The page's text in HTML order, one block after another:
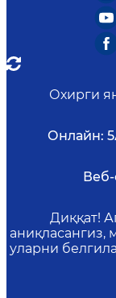
Охирги
Онлайн: 5
Веб-
Диққат!
аниқласангиз,
уларни